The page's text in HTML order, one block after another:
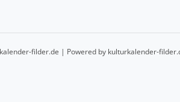
filder.de | Powered by kulturkalender-